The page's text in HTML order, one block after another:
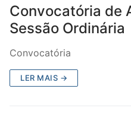
Convocatória de
Sessão Ordinária
Convocatória
LER MAIS →